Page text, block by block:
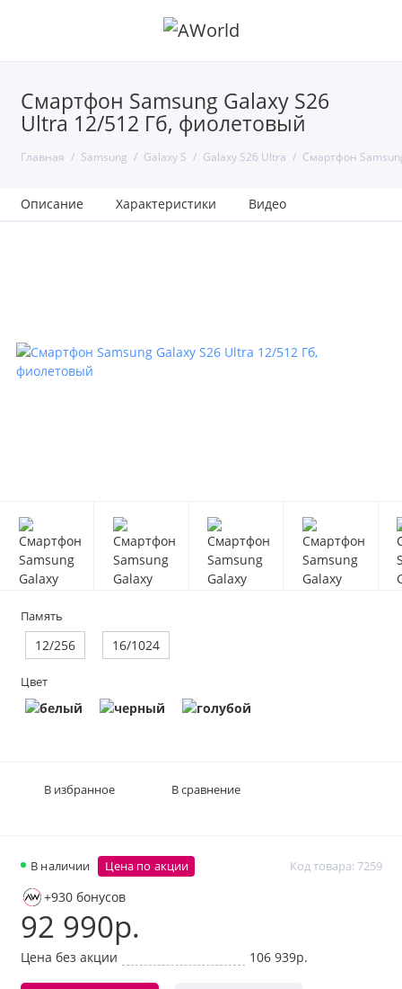
Смартфон Samsung Galaxy S26
Ultra 12/512 Гб, фиолетовый
Главная Samsung Galaxy S Galaxy S26 Ultra Смартфон
Описание Характеристики Видео
Память
12/256 16/1024
Цвет
В наличии Код товара: 7259
Цена по акции
+930 бонусов
92 990р.
Цена без акции 106 939р.
В избранное В сравнение